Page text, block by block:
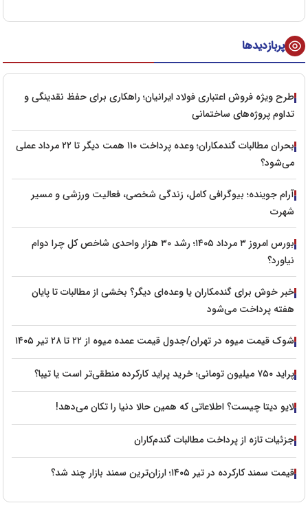
پربازدیدها
طرح ویژه فروش اعتباری فولاد ایرانیان؛ راهکاری برای حفظ نقدینگی و
تداوم پروژه‌های ساختمانی
بحران مطالبات گندمکاران؛ وعده پرداخت ۱۱۰ همت دیگر تا ۲۲ مرداد عملی
می‌شود؟
آرام جوینده؛ بیوگرافی کامل، زندگی شخصی، فعالیت ورزشی و مسیر
شهرت
بورس امروز ۳ مرداد ۱۴۰۵؛ رشد ۳۰ هزار واحدی شاخص کل چرا دوام
نیاورد؟
خبر خوش برای گندمکاران یا وعده‌ای دیگر؟ بخشی از مطالبات تا پایان
هفته پرداخت می‌شود
شوک قیمت میوه در تهران/جدول قیمت عمده میوه از ۲۲ تا ۲۸ تیر ۱۴۰۵
پراید ۷۵۰ میلیون تومانی؛ خرید پراید کارکرده منطقی‌تر است یا تیبا؟
لایو دیتا چیست؟ اطلاعاتی که همین حالا دنیا را تکان می‌دهد!
جزئیات تازه از پرداخت مطالبات گندم‌کاران
قیمت سمند کارکرده در تیر ۱۴۰۵؛ ارزان‌ترین سمند بازار چند شد؟